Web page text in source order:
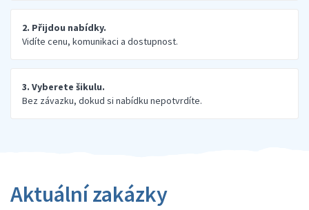
2. Přijdou nabídky.
Vidíte cenu, komunikaci a dostupnost.
3. Vyberete šikulu.
Bez závazku, dokud si nabídku nepotvrdíte.
Aktuální zakázky